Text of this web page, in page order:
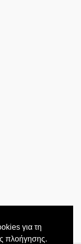
για τη
πλοήγησης.